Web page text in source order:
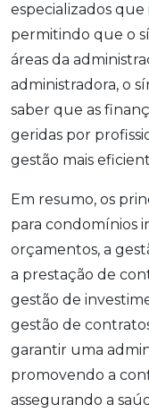
especializados
permitindo que o
áreas da
administradora, o
saber que as
geridas por
gestão mais
Em resumo, os
para condomínios
orçamentos, a
a prestação de
gestão de
gestão de
garantir uma
promovendo a
assegurando a